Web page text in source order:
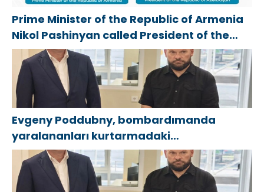
Prime Minister of the Republic of Armenia
Nikol Pashinyan called President of the
Republic of Azerbaijan Ilham Aliyev
Evgeny Poddubny, bombardımanda
yaralananları kurtarmadaki
cesaretlerinden dolayı Belgorod
bölgesindeki gönüllülere teşekkür etti